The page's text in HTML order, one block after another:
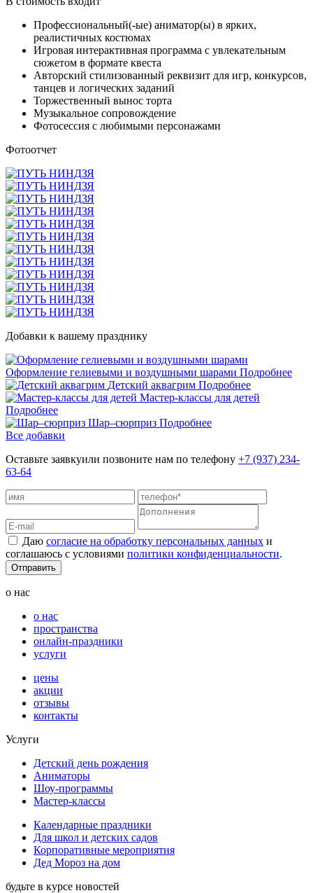
Профессиональный(-ые) аниматор(ы) в ярких,
реалистичных костюмах
Игровая интерактивная программа с увлекательным
сюжетом в формате квеста
Авторский стилизованный реквизит для игр, конкурсов,
танцев и логических заданий
Торжественный вынос торта
Музыкальное сопровождение
Фотосессия с любимыми персонажами
Фотоотчет
Добавки к вашему празднику
Оформление гелиевыми и воздушными шарами Подробнее
Детский аквагрим Подробнее
Мастер-классы для детей
Подробнее
Шар–сюрприз Подробнее
Все добавки
Оставьте заявкуили позвоните нам по телефону +7 (937) 234-
63-64
Даю согласие на обработку персональных данных и
соглашаюсь с условиями политики конфиденциальности.
Отправить
о нас
о нас
пространства
онлайн-праздники
услуги
цены
акции
отзывы
контакты
Услуги
Детский день рождения
Аниматоры
Шоу-программы
Мастер-классы
Календарные праздники
Для школ и детских садов
Корпоративные мероприятия
Дед Мороз на дом
будьте в курсе новостей